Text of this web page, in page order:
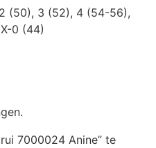
(50), 3 (52), 4 (54-56),
0 (44)
7000024 Anine” te